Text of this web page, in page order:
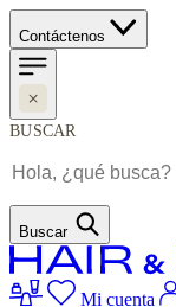
Contáctenos
BUSCAR
Buscar
Mi cuenta